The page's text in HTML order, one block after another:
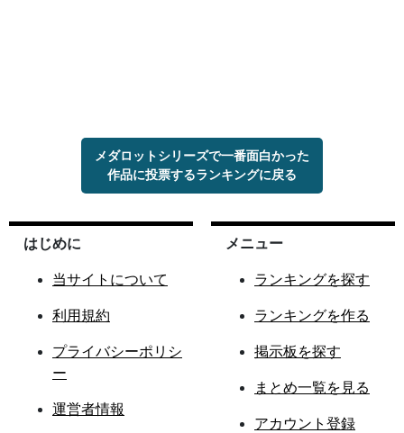
メダロットシリーズで一番面白かった
作品に投票するランキングに戻る
はじめに
当サイトについて
利用規約
プライバシーポリシ
ー
運営者情報
メニュー
ランキングを探す
ランキングを作る
掲示板を探す
まとめ一覧を見る
アカウント登録